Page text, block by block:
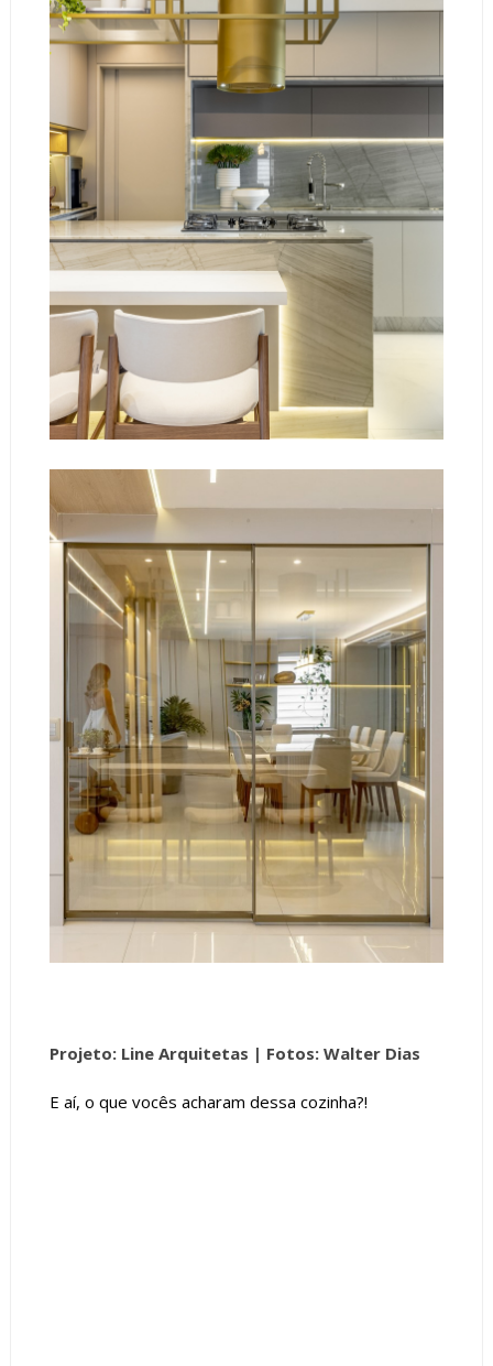
Projeto: Line Arquitetas | Fotos: Walter Dias
E aí, o que vocês acharam dessa cozinha?!